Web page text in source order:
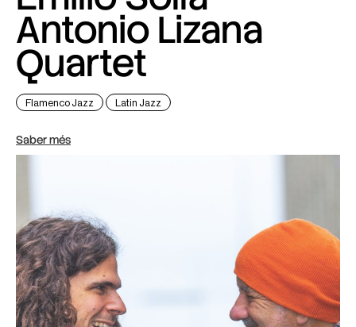
Antonio Lizana
Quartet
Flamenco Jazz Latin Jazz
Saber més